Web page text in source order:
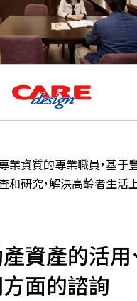
業資質的專業職員，基于
和研究，解決高齡者生活
資產的活用
面的諮詢